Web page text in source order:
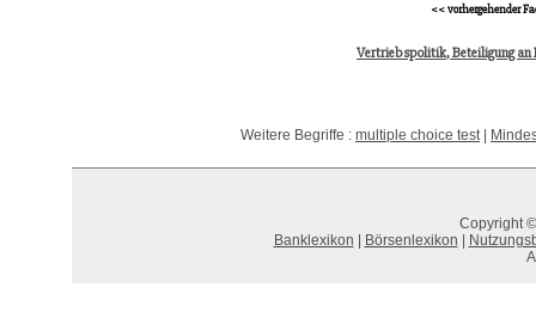
<< vorhergehender
Vertriebspolitik, Beteiligung an
Weitere Begriffe : multiple choice test|
Copyright
Banklexikon
Börsenlexikon